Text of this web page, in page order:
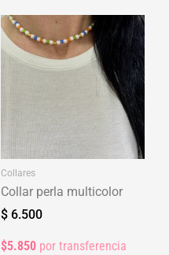
Collares
Collar perla multicolor
$ 6.500
$5.850 por transferencia